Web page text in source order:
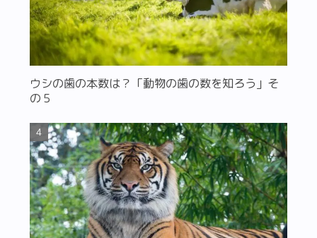
ウシの歯の本数は？「動物の歯の数を知ろう」そ
の５